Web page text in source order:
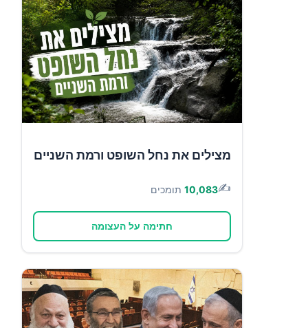
מצילים את נחל השופט ורמת השניים
✍️
10,083 תומכים
חתימה על העצומה